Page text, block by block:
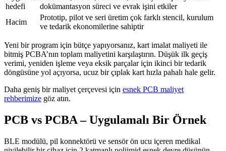
hedefi
dokümantasyon süreci ve evrak işini etkiler
Hacim
Prototip, pilot ve seri üretim çok farklı stencil, kurulum
ve tedarik ekonomilerine sahiptir
Yeni bir program için bütçe yapıyorsanız, kart imalat maliyeti ile
bitmiş PCBA’nın toplam maliyetini karşılaştırın. Düşük ilk geçiş
verimi, yeniden işleme veya eksik parçalar için ikinci bir tedarik
döngüsüne yol açıyorsa, ucuz bir çıplak kart hızla pahalı hale gelir.
Daha geniş bir maliyet çerçevesi için esnek PCB maliyet
rehberimize göz atın.
PCB vs PCBA – Uygulamalı Bir Örnek
BLE modülü, pil konnektörü ve sensör ön ucu içeren medikal